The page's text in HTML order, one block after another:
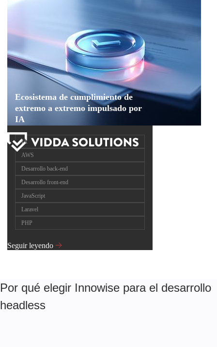
Ecosistema de cumplimiento de
extremo a extremo impulsado por
IA
IA
AWS
Desarrollo back-end
Desarrollo front-end
JavaScript
Laravel
PHP
Seguir leyendo
Por qué elegir Innowise para el desarrollo
headless